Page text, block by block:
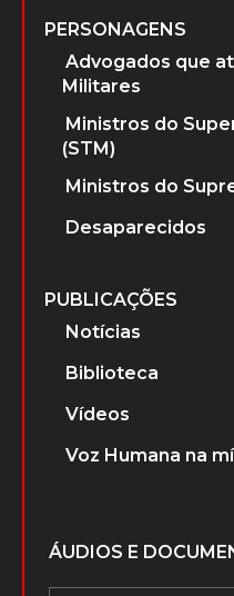
PERSONAGENS
Advogados que
Militares
Ministros do
(STM)
Ministros do
Desaparecidos
PUBLICAÇÕES
Notícias
Biblioteca
Vídeos
Voz Humana na
ÁUDIOS E